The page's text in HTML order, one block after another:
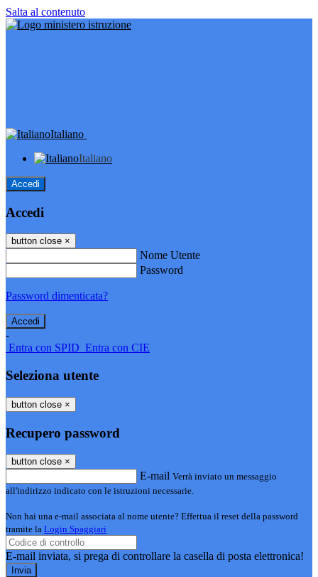
Salta al contenuto
Italiano
Italiano
Accedi
Accedi
button close ×
Nome Utente
Password
Password dimenticata?
-
Entra con SPID Entra con CIE
Seleziona utente
button close ×
Recupero password
button close ×
E-mail Verrà inviato un messaggio
all'indirizzo indicato con le istruzioni necessarie.
Non hai una e-mail associata al nome utente? Effettua il reset della password
tramite la Login Spaggiari
E-mail inviata, si prega di controllare la casella di posta elettronica!